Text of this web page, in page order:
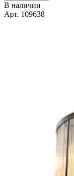
В наличии
Арт. 109638